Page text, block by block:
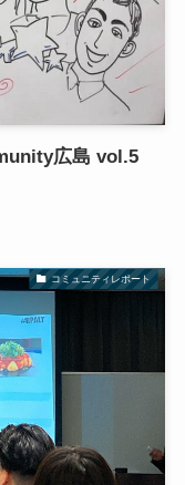
広島 vol.5
コミュニティレポート